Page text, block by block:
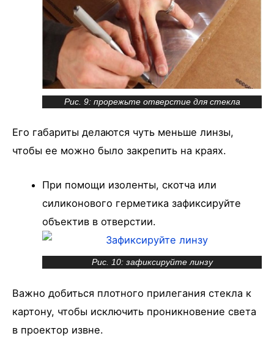
Рис. 9: прорежьте отверстие для стекла
Его габариты делаются чуть меньше линзы,
чтобы ее можно было закрепить на краях.
При помощи изоленты, скотча или
силиконового герметика зафиксируйте
объектив в отверстии.
Рис. 10: зафиксируйте линзу
Важно добиться плотного прилегания стекла к
картону, чтобы исключить проникновение света
в проектор извне.